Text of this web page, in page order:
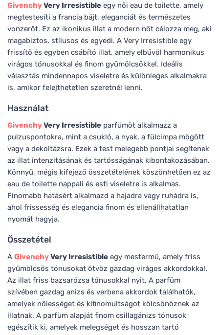
GivenchyVery Irresistible egy női eau de toilette, amely
megtestesíti a francia bájt, eleganciát és természetes
vonzerőt. Ez az ikonikus illat a modern nőt célozza meg, aki
magabiztos, stílusos és egyedi. A Very Irresistible egy
frissítő és egyben csábító illat, amely elbűvöl harmonikus
virágos tónusokkal és finom gyümölcsökkel. Ideális
választás mindennapos viseletre és különleges alkalmakra
is, amikor felejthetetlen szeretnél lenni.
Használat
GivenchyVery Irresistible parfümöt alkalmazz a
pulzuspontokra, mint a csukló, a nyak, a fülcimpa mögött
vagy a dekoltázsra. Ezek a test melegebb pontjai segítenek
az illat intenzitásának és tartósságának kibontakozásában.
Könnyű, mégis kifejező összetételének köszönhetően ez az
eau de toilette nappali és esti viseletre is alkalmas.
Finomabb hatásért alkalmazd a hajadra vagy ruhádra is,
ahol frissesség és elegancia finom és ellenállhatatlan
nyomát hagyja.
Összetétel
A GivenchyVery Irresistible egy mestermű, amely friss
gyümölcsös tónusokat ötvöz gazdag virágos akkordokkal.
Az illat friss bazsarózsa tónusokkal nyit. A parfüm
szívében gazdag anizs és verbena akkordok találhatók,
amelyek nőiességet és kifinomultságot kölcsönöznek az
illatnak. A parfüm alapját finom csillagánizs tónusok
egészítik ki, amelyek melegséget és hosszan tartó